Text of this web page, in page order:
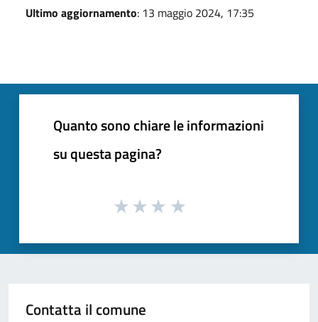
Ultimo aggiornamento: 13 maggio 2024, 17:35
Quanto sono chiare le informazioni
su questa pagina?
Contatta il comune